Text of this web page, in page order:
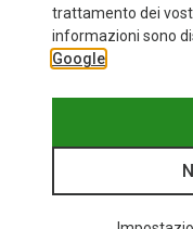
I più cercati
trattamento dei
informazioni sono
Google